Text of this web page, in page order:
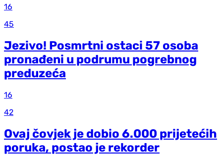
16
45
Jezivo! Posmrtni ostaci 57 osoba
pronađeni u podrumu pogrebnog
preduzeća
16
42
Ovaj čovjek je dobio 6.000 prijetećih
poruka, postao je rekorder